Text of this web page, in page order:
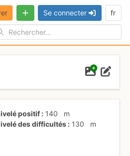
Se connecter fr
positif 140
m
des difficultés
130 m